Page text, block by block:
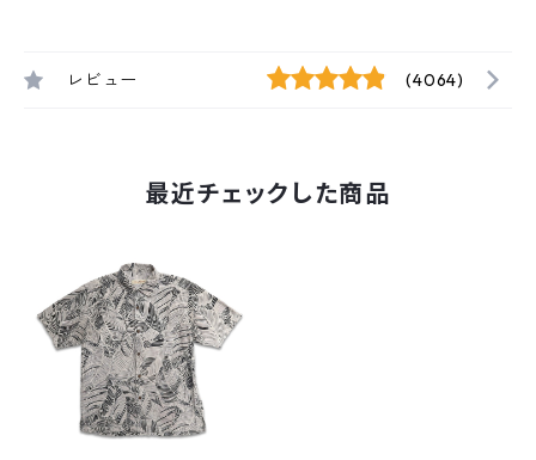
レビュー (4064)
最近チェックした商品